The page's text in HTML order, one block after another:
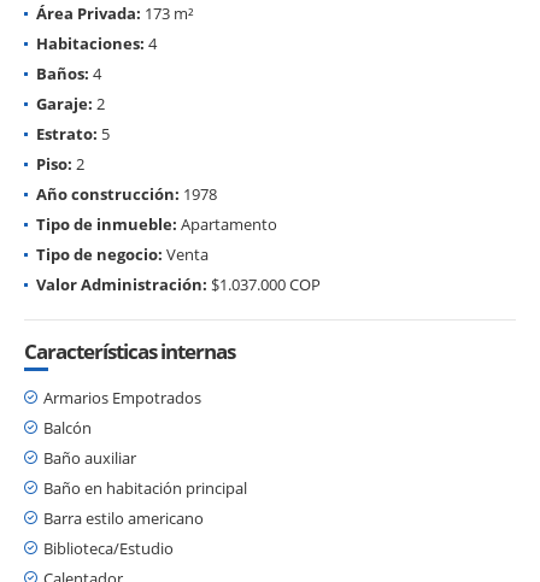
Área Privada: 173 m²
Habitaciones: 4
Baños: 4
Garaje: 2
Estrato: 5
Piso: 2
Año construcción: 1978
Tipo de inmueble: Apartamento
Tipo de negocio: Venta
Valor Administración: $1.037.000 COP
Características internas
Armarios Empotrados
Balcón
Baño auxiliar
Baño en habitación principal
Barra estilo americano
Biblioteca/Estudio